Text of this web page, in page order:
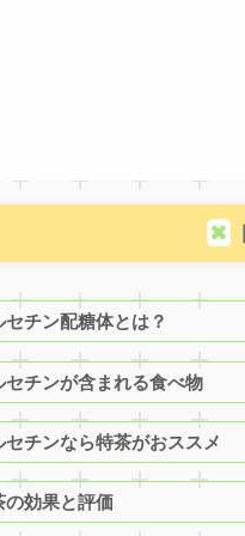
セチン配糖体とは？
セチンが含まれる食べ物
セチンなら特茶がおススメ
の効果と評価